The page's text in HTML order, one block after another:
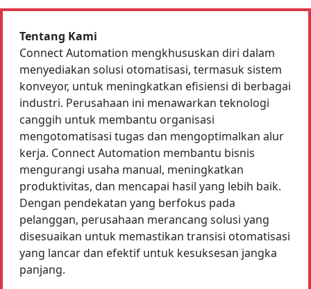
Tentang Kami
Connect Automation mengkhususkan diri dalam
menyediakan solusi otomatisasi, termasuk sistem
konveyor, untuk meningkatkan efisiensi di berbagai
industri. Perusahaan ini menawarkan teknologi
canggih untuk membantu organisasi
mengotomatisasi tugas dan mengoptimalkan alur
kerja. Connect Automation membantu bisnis
mengurangi usaha manual, meningkatkan
produktivitas, dan mencapai hasil yang lebih baik.
Dengan pendekatan yang berfokus pada
pelanggan, perusahaan merancang solusi yang
disesuaikan untuk memastikan transisi otomatisasi
yang lancar dan efektif untuk kesuksesan jangka
panjang.